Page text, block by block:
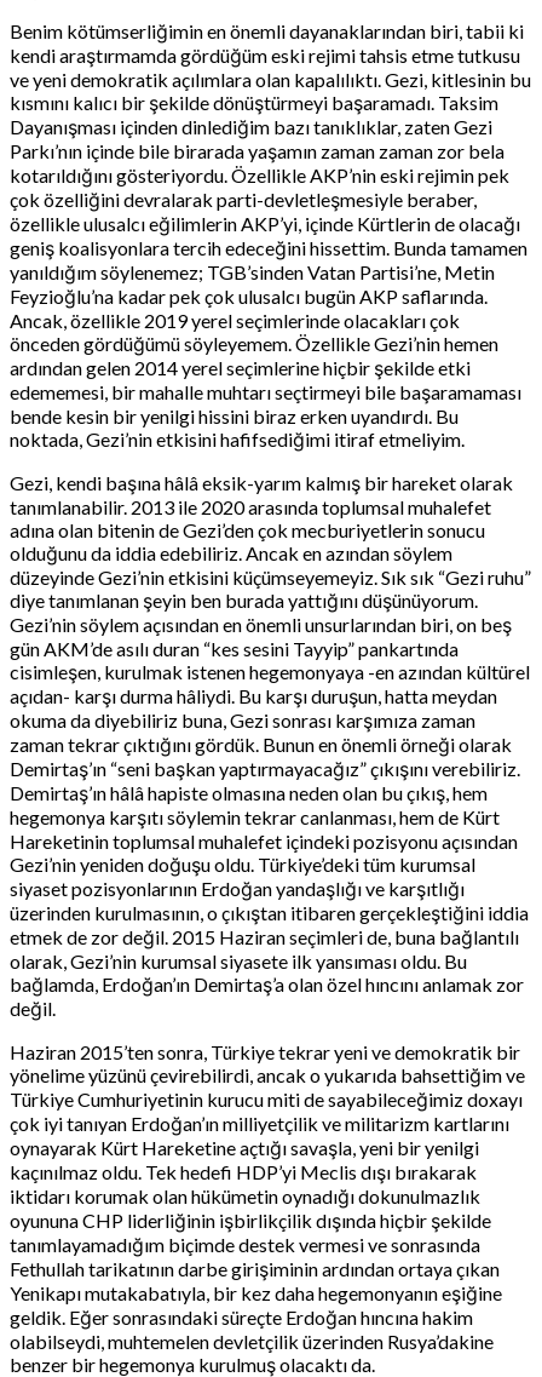
Benim kötümserliğimin en önemli dayanaklarından biri, tabii ki
kendi araştırmamda gördüğüm eski rejimi tahsis etme tutkusu
ve yeni demokratik açılımlara olan kapalılıktı. Gezi, kitlesinin bu
kısmını kalıcı bir şekilde dönüştürmeyi başaramadı. Taksim
Dayanışması içinden dinlediğim bazı tanıklıklar, zaten Gezi
Parkı’nın içinde bile birarada yaşamın zaman zaman zor bela
kotarıldığını gösteriyordu. Özellikle AKP’nin eski rejimin pek
çok özelliğini devralarak parti-devletleşmesiyle beraber,
özellikle ulusalcı eğilimlerin AKP’yi, içinde Kürtlerin de olacağı
geniş koalisyonlara tercih edeceğini hissettim. Bunda tamamen
yanıldığım söylenemez; TGB’sinden Vatan Partisi’ne, Metin
Feyzioğlu’na kadar pek çok ulusalcı bugün AKP saflarında.
Ancak, özellikle 2019 yerel seçimlerinde olacakları çok
önceden gördüğümü söyleyemem. Özellikle Gezi’nin hemen
ardından gelen 2014 yerel seçimlerine hiçbir şekilde etki
edememesi, bir mahalle muhtarı seçtirmeyi bile başaramaması
bende kesin bir yenilgi hissini biraz erken uyandırdı. Bu
noktada, Gezi’nin etkisini hafifsediğimi itiraf etmeliyim.
Gezi, kendi başına hâlâ eksik-yarım kalmış bir hareket olarak
tanımlanabilir. 2013 ile 2020 arasında toplumsal muhalefet
adına olan bitenin de Gezi’den çok mecburiyetlerin sonucu
olduğunu da iddia edebiliriz. Ancak en azından söylem
düzeyinde Gezi’nin etkisini küçümseyemeyiz. Sık sık “Gezi ruhu”
diye tanımlanan şeyin ben burada yattığını düşünüyorum.
Gezi’nin söylem açısından en önemli unsurlarından biri, on beş
gün AKM’de asılı duran “kes sesini Tayyip” pankartında
cisimleşen, kurulmak istenen hegemonyaya -en azından kültürel
açıdan- karşı durma hâliydi. Bu karşı duruşun, hatta meydan
okuma da diyebiliriz buna, Gezi sonrası karşımıza zaman
zaman tekrar çıktığını gördük. Bunun en önemli örneği olarak
Demirtaş’ın “seni başkan yaptırmayacağız” çıkışını verebiliriz.
Demirtaş’ın hâlâ hapiste olmasına neden olan bu çıkış, hem
hegemonya karşıtı söylemin tekrar canlanması, hem de Kürt
Hareketinin toplumsal muhalefet içindeki pozisyonu açısından
Gezi’nin yeniden doğuşu oldu. Türkiye’deki tüm kurumsal
siyaset pozisyonlarının Erdoğan yandaşlığı ve karşıtlığı
üzerinden kurulmasının, o çıkıştan itibaren gerçekleştiğini iddia
etmek de zor değil. 2015 Haziran seçimleri de, buna bağlantılı
olarak, Gezi’nin kurumsal siyasete ilk yansıması oldu. Bu
bağlamda, Erdoğan’ın Demirtaş’a olan özel hıncını anlamak zor
değil.
Haziran 2015’ten sonra, Türkiye tekrar yeni ve demokratik bir
yönelime yüzünü çevirebilirdi, ancak o yukarıda bahsettiğim ve
Türkiye Cumhuriyetinin kurucu miti de sayabileceğimiz doxayı
çok iyi tanıyan Erdoğan’ın milliyetçilik ve militarizm kartlarını
oynayarak Kürt Hareketine açtığı savaşla, yeni bir yenilgi
kaçınılmaz oldu. Tek hedefi HDP’yi Meclis dışı bırakarak
iktidarı korumak olan hükümetin oynadığı dokunulmazlık
oyununa CHP liderliğinin işbirlikçilik dışında hiçbir şekilde
tanımlayamadığım biçimde destek vermesi ve sonrasında
Fethullah tarikatının darbe girişiminin ardından ortaya çıkan
Yenikapı mutakabatıyla, bir kez daha hegemonyanın eşiğine
geldik. Eğer sonrasındaki süreçte Erdoğan hıncına hakim
olabilseydi, muhtemelen devletçilik üzerinden Rusya’dakine
benzer bir hegemonya kurulmuş olacaktı da.